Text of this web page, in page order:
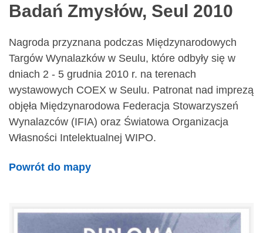
Badań Zmysłów, Seul 2010
Nagroda przyznana podczas Międzynarodowych
Targów Wynalazków w Seulu, które odbyły się w
dniach 2 - 5 grudnia 2010 r. na terenach
wystawowych COEX w Seulu. Patronat nad imprezą
objęła Międzynarodowa Federacja Stowarzyszeń
Wynalazców (IFIA) oraz Światowa Organizacja
Własności Intelektualnej WIPO.
Powrót do mapy